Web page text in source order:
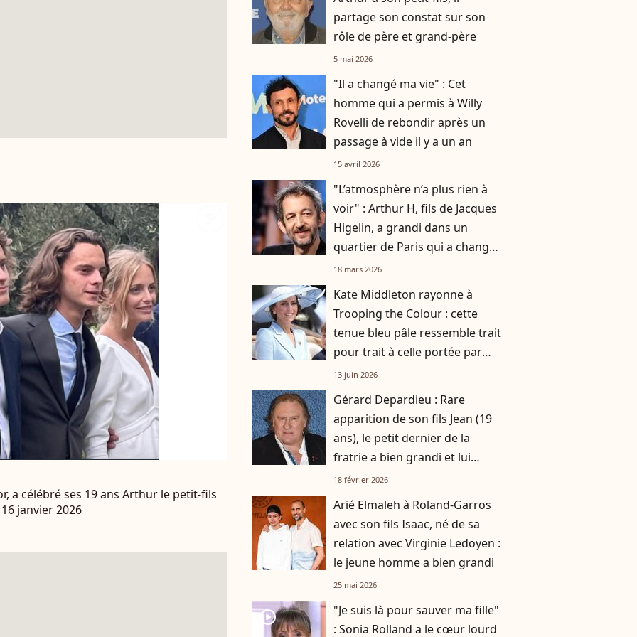
a célébré ses 19 ans Arthur le petit-fils
janvier 2026
partage son constat sur son
rôle de père et grand-père
5 mai 2026
"Il a changé ma vie" : Cet
homme qui a permis à Willy
Rovelli de rebondir après un
passage à vide il y a un an
15 avril 2026
"L’atmosphère n’a plus rien à
voir" : Arthur H, fils de Jacques
Higelin, a grandi dans un
quartier de Paris qui a changé
du tout au tout
18 mars 2026
Kate Middleton rayonne à
Trooping the Colour : cette
tenue bleu pâle ressemble trait
pour trait à celle portée par
Lady Diana il y a près de 40 ans
13 juin 2026
Gérard Depardieu : Rare
apparition de son fils Jean (19
ans), le petit dernier de la
fratrie a bien grandi et lui
ressemble
18 février 2026
Arié Elmaleh à Roland-Garros
avec son fils Isaac, né de sa
relation avec Virginie Ledoyen :
le jeune homme a bien grandi
25 mai 2026
player2
"Je suis là pour sauver ma fille"
: Sonia Rolland a le cœur lourd